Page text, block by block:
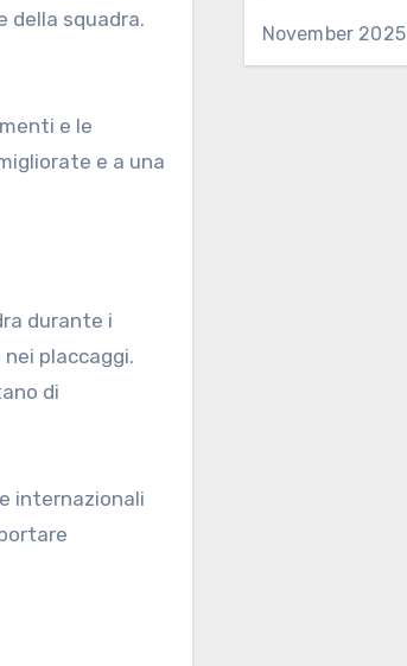
della squadra.
e le
e a una
durante i
placcaggi.
di
internazionali
November 2025